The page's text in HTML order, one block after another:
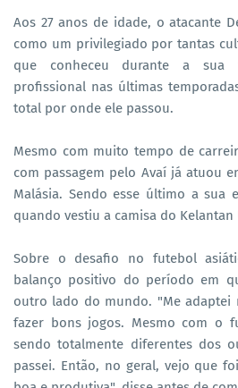
Aos 27 anos de idade, o atacante
como um privilegiado por tantas
que conheceu durante a sua
profissional nas últimas
total por onde ele passou.
Mesmo com muito tempo de
com passagem pelo Avaí já atuou
Malásia. Sendo esse último a sua
quando vestiu a camisa do Kelantan
Sobre o desafio no futebol
balanço positivo do período em
outro lado do mundo. "Me adaptei
fazer bons jogos. Mesmo com o
sendo totalmente diferentes dos
passei. Então, no geral, vejo que